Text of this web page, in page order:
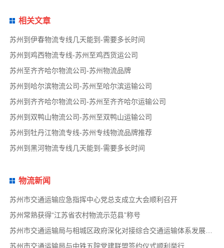
相关文章
苏州到伊春物流专线几天能到-需要多长时间
苏州到鸡西物流专线-苏州至鸡西货运公司
苏州至齐齐哈尔物流公司-苏州物流品牌
苏州到哈尔滨物流公司-苏州至哈尔滨运输公司
苏州到齐齐哈尔物流公司-苏州至齐齐哈尔运输公司
苏州到双鸭山物流公司-苏州至双鸭山运输公司
苏州到牡丹江物流专线-苏州专线物流品牌推荐
苏州到黑河物流专线几天能到-需要多长时间
物流新闻
苏州市交通运输应急指挥中心党总支成立大会顺利召开
苏州常熟获得“江苏省农村物流示范县”称号
苏州市交通运输局与相城区政府深化对接综合交通运输体系发展事宜
苏州市交通运输局与中铁五院党建联盟签约仪式顺利举行